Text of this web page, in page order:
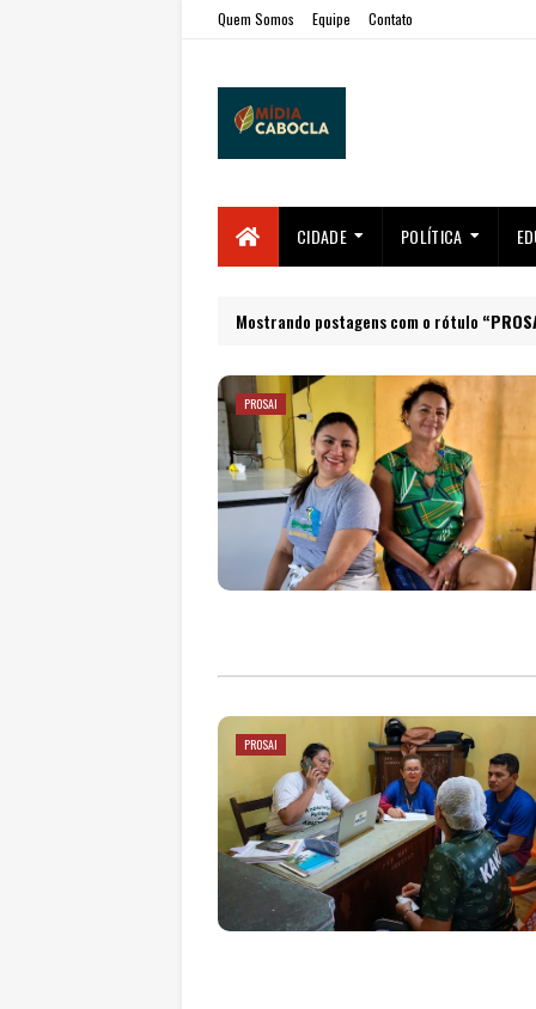
Quem Somos Equipe Contato
CIDADE POLÍTICA
Mostrando postagens com o rótulo
PROSAI
PROSAI